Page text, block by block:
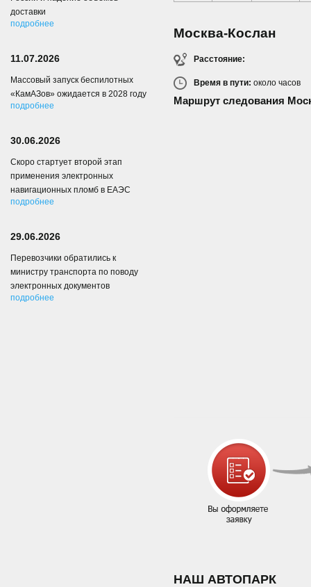
Москва-Кослан
Расстояние:
Время в пути: около часов
Маршрут следования
НАШ АВТОПАРК
доставки
подробнее
11.07.2026
Массовый запуск беспилотных
«КамАЗов» ожидается в 2028 году
подробнее
30.06.2026
Скоро стартует второй этап
применения электронных
навигационных пломб в ЕАЭС
подробнее
29.06.2026
Перевозчики обратились к
министру транспорта по поводу
электронных документов
подробнее